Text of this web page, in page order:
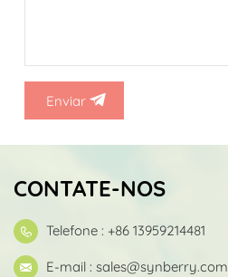
Enviar
CONTATE-NOS
Telefone : +86 13959214481
E-mail : sales@synberry.com